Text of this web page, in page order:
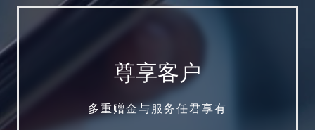
尊享客户
多重赠金与服务任君享有